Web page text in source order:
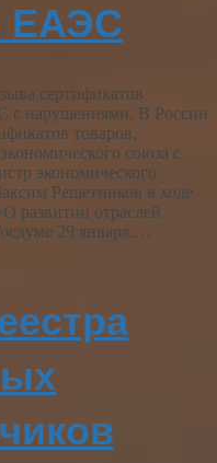
ЕАЭС
сертификатов
с нарушениями. В России
товаров,
союза с
экономического
Решетников в ходе
развитии отраслей
29 января.…